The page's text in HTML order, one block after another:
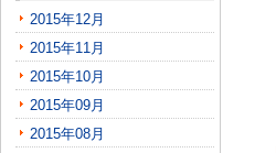
2015年12月
2015年11月
2015年10月
2015年09月
2015年08月